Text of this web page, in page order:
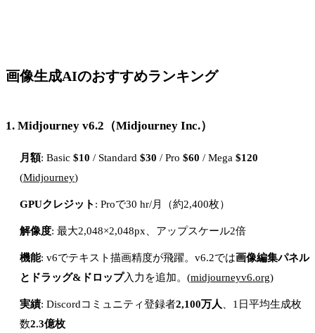
画像生成AIのおすすめランキング
1. Midjourney v6.2 （Midjourney Inc.）
月額: Basic $10 / Standard $30 / Pro $60 / Mega $120
(Midjourney)
GPUクレジット : Proで30 hr/月（約2,400枚）
解像度: 最大2,048×2,048px、アップスケール2倍
機能: v6でテキスト描画精度が飛躍。v6.2では画像編集パネル
とドラッグ&ドロップ入力を追加。(midjourneyv6.org)
実績: Discordコミュニティ登録者2,100万人
、1日平均生成枚
数2.3億枚